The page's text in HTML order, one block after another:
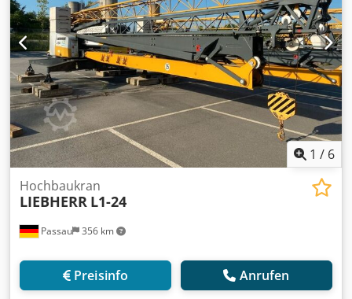
1 / 6
Passau 356 km
Hochbaukran
LIEBHERR L1-24
Preisinfo Anrufen